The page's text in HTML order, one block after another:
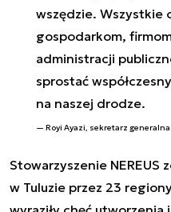
wszędzie. Wszystkie
gospodarkom,
administracji
sprostać
na naszej drodze.
Royi Ayazi, sekretarz generalna
Stowarzyszenie NEREUS
w Tuluzie przez 23